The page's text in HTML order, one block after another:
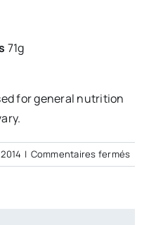
71g
for general nutrition
| Commentaires ferméssur
Fresh